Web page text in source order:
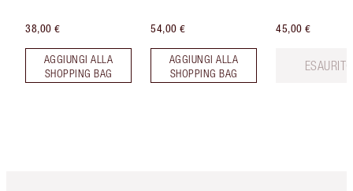
38,00 €
AGGIUNGI ALLA
SHOPPING BAG
54,00 €
AGGIUNGI ALLA
SHOPPING BAG
45,00 €
ESAURITO